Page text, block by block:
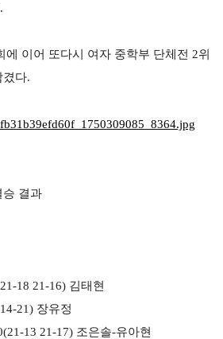
.
에 이어 또다시 여자 중학부 단체전 2위
겼다.
승 결과
18 21-16) 김태현
21) 장유정
13 21-17) 조은솔-유아현